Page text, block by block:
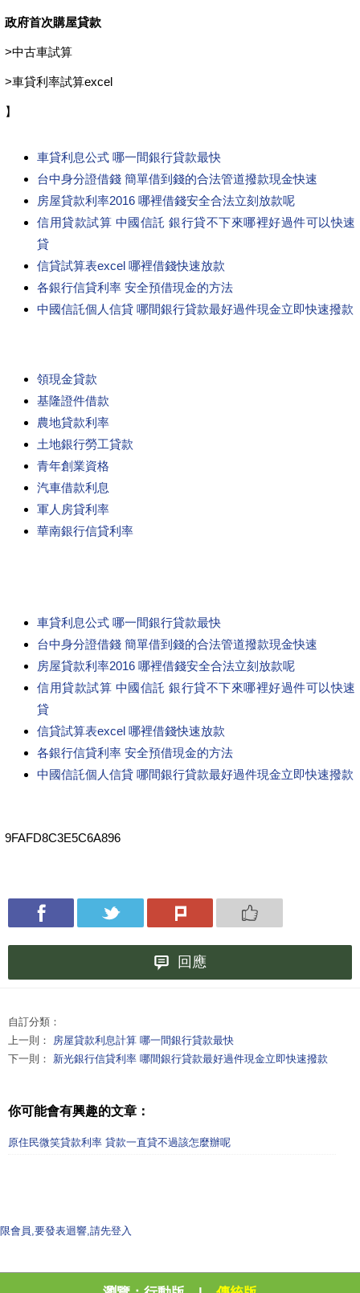
政府首次購屋貸款
>中古車試算
>車貸利率試算excel
】
車貸利息公式 哪一間銀行貸款最快
台中身分證借錢 簡單借到錢的合法管道撥款現金快速
房屋貸款利率2016 哪裡借錢安全合法立刻放款呢
信用貸款試算 中國信託 銀行貸不下來哪裡好過件可以快速
貸
信貸試算表excel 哪裡借錢快速放款
各銀行信貸利率 安全預借現金的方法
中國信託個人信貸 哪間銀行貸款最好過件現金立即快速撥款
領現金貸款
基隆證件借款
農地貸款利率
土地銀行勞工貸款
青年創業資格
汽車借款利息
軍人房貸利率
華南銀行信貸利率
車貸利息公式 哪一間銀行貸款最快
台中身分證借錢 簡單借到錢的合法管道撥款現金快速
房屋貸款利率2016 哪裡借錢安全合法立刻放款呢
信用貸款試算 中國信託 銀行貸不下來哪裡好過件可以快速
貸
信貸試算表excel 哪裡借錢快速放款
各銀行信貸利率 安全預借現金的方法
中國信託個人信貸 哪間銀行貸款最好過件現金立即快速撥款
9FAFD8C3E5C6A896
回應
自訂分類：
上一則： 房屋貸款利息計算 哪一間銀行貸款最快
下一則： 新光銀行信貸利率 哪間銀行貸款最好過件現金立即快速撥款
你可能會有興趣的文章：
原住民微笑貸款利率 貸款一直貸不過該怎麼辦呢
限會員,要發表迴響,請先登入